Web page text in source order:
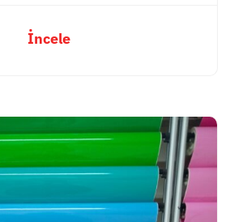
İncele